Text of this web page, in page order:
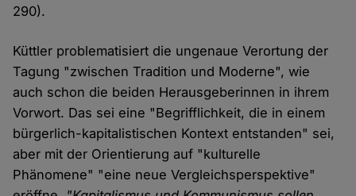
290).
Küttler problematisiert die ungenaue Verortung der
Tagung "zwischen Tradition und Moderne", wie
auch schon die beiden Herausgeberinnen in ihrem
Vorwort. Das sei eine "Begrifflichkeit, die in einem
bürgerlich-kapitalistischen Kontext entstanden" sei,
aber mit der Orientierung auf "kulturelle
Phänomene" "eine neue Vergleichsperspektive"